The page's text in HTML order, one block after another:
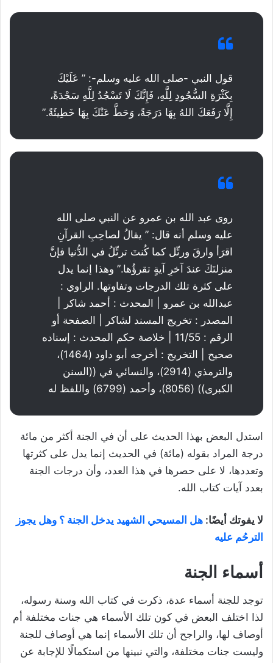
قول النبي -صلى الله عليه وسلم-: ” عَلَيْكَ
بِكَثْرَةِ السُّجُودِ لِلَّهِ، فَإِنَّكَ لَا تَسْجُدُ لِلَّهِ سَجْدَةً،
إِلَّا رَفَعَكَ اللهُ بِهَا دَرَجَةً، وَحَطَّ عَنْكَ بِهَا خَطِيئَةً.”
روى عبد الله بن عمرو عن النبي صلى الله
عليه وسلم أنه قال: ” يقالُ لصاحِبِ القرآنِ
اقرَأ وارقَ ورتِّل كما كُنتَ ترتِّلُ في الدُّنيا فإنَّ
منزلتَكَ عندَ آخرِ آيةٍ تقرؤُها.” وهذا إنما يدل
على كثرة تلك الدرجات وتفاوتها. الراوي :
عبدالله بن عمرو | المحدث : أحمد شاكر |
المصدر : تخريج المسند لشاكر | الصفحة أو
الرقم : 11/55 | خلاصة حكم المحدث : إسناده
صحيح | التخريج : أخرجه أبو داود (1464)،
والترمذي (2914)، والنسائي في ((السنن
الكبرى)) (8056)، وأحمد (6799) واللفظ له
استدل البعض بهذا الحديث على أن في الجنة أكثر من مائة
درجة المراد بقوله (مائة) في الحديث إنما يدل على كثرتها
وتعددها، لا على حصرها في هذا العدد، وأن درجات الجنة
بعدد آيات كتاب الله.
لا يفوتك أيضًا: هل المسيحي الشهيد يدخل الجنة ؟ وهل يجوز
الترحُم عليه
أسماء الجنة
توجد للجنة أسماء عدة، ذكرت في كتاب الله وسنة رسوله،
لذا اختلف البعض في كون تلك الأسماء هي جنات مختلفة أم
أوصاف لها، والراجح أن تلك الأسماء إنما هي أوصاف للجنة
وليست جنات مختلفة، والتي نبينها من استكمالًا للإجابة عن